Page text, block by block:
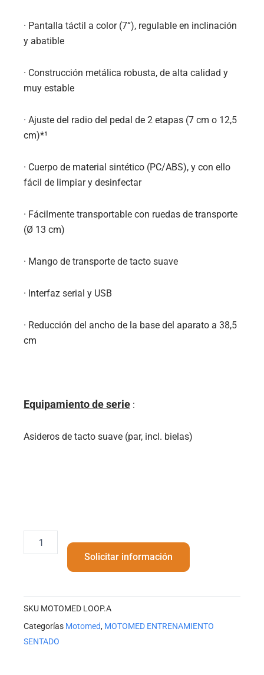
· Pantalla táctil a color (7“), regulable en inclinación
y abatible
· Construcción metálica robusta, de alta calidad y
muy estable
· Ajuste del radio del pedal de 2 etapas (7 cm o 12,5
cm)*¹
· Cuerpo de material sintético (PC/ABS), y con ello
fácil de limpiar y desinfectar
· Fácilmente transportable con ruedas de transporte
(Ø 13 cm)
· Mango de transporte de tacto suave
· Interfaz serial y USB
· Reducción del ancho de la base del aparato a 38,5
cm
Equipamiento de serie :
Asideros de tacto suave (par, incl. bielas)
LOOP.A
cantidad
Solicitar información
SKU MOTOMED LOOP.A
Categorías Motomed, MOTOMED ENTRENAMIENTO
SENTADO